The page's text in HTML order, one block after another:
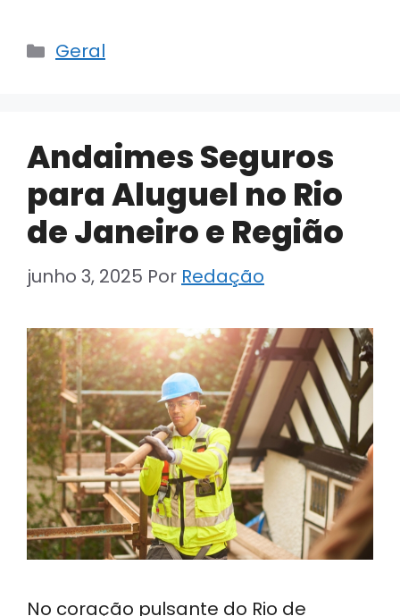
Categorias
Geral
Andaimes Seguros
para Aluguel no Rio
de Janeiro e Região
junho 3, 2025 Por Redação
No coração pulsante do Rio de